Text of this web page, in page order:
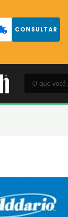
CONSULTAR
produtos